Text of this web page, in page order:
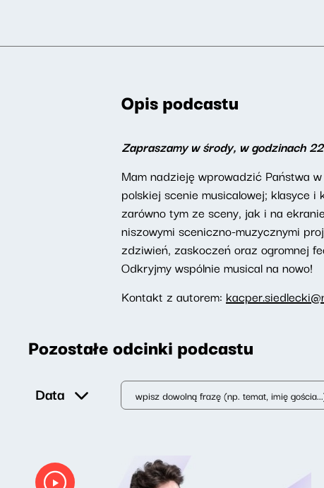
Opis podcastu
Zapraszamy w środy, w godzinach
Mam nadzieję wprowadzić Państwa
polskiej scenie musicalowej; klasyce
zarówno tym ze sceny, jak i na
niszowymi sceniczno-muzycznymi
zdziwień, zaskoczeń oraz ogromnej
Odkryjmy wspólnie musical na nowo!
Kontakt z autorem:
Pozostałe odcinki podcastu
Data